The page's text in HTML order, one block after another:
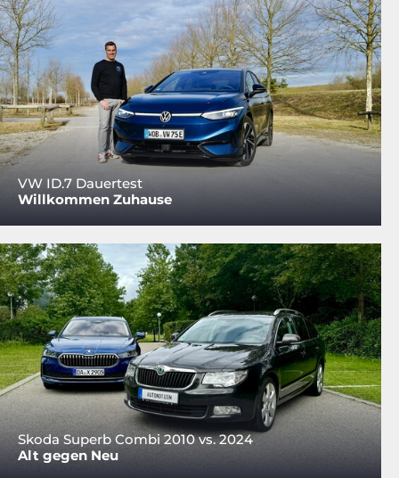
VW ID.7 Dauertest
Willkommen Zuhause
Skoda Superb Combi 2010 vs. 2024
Alt gegen Neu